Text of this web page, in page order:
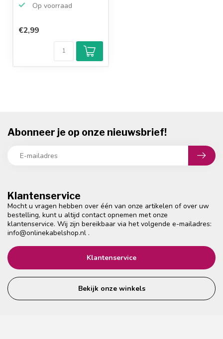
Op voorraad
€2,99
Klantenservice
Mocht u vragen hebben over één van onze artikelen of over uw
bestelling, kunt u altijd contact opnemen met onze
klantenservice. Wij zijn bereikbaar via het volgende e-mailadres:
info@onlinekabelshop.nl .
Klantenservice
Bekijk onze winkels
Abonneer je op onze nieuwsbrief!